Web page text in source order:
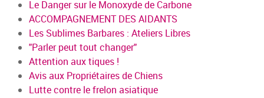
Le Danger sur le Monoxyde de Carbone
ACCOMPAGNEMENT DES AIDANTS
Les Sublimes Barbares : Ateliers Libres
"Parler peut tout changer"
Attention aux tiques !
Avis aux Propriétaires de Chiens
Lutte contre le frelon asiatique